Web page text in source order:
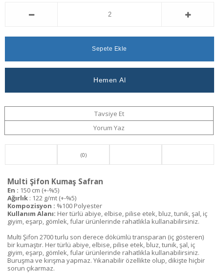
Ver
Tavsiye Et
Yorum Yaz
(0)
Multi Şifon Kumaş Safran
En : 150 cm (+-%5)
Ağırlık : 122 g/mt (+-%5)
Kompozisyon : %100 Polyester
Kullanım Alanı: Her türlü abiye, elbise, pilise etek, bluz, tunik, şal, iç
giyim, eşarp, gömlek, fular ürünlerinde rahatlıkla kullanabilirsiniz.
Multi Şifon 2700 turlu son derece dökümlü transparan (iç gösteren)
bir kumaştır. Her türlü abiye, elbise, pilise etek, bluz, tunik, şal, iç
giyim, eşarp, gömlek, fular ürünlerinde rahatlıkla kullanabilirsiniz.
Buruşma ve kırışma yapmaz. Yıkanabilir özellikte olup, dikişte hiçbir
sorun çıkarmaz.